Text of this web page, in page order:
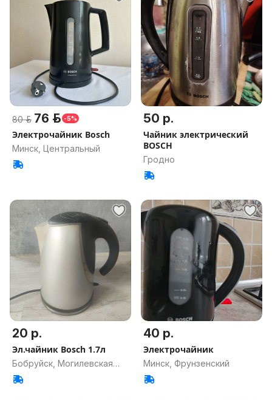
80 р. 76 р. -5%
Электрочайник Bosch
Минск, Центральный
50 р.
Чайник электрический
BOSCH
Гродно
20 р.
Эл.чайник Bosch 1.7л
Бобруйск, Могилевская
обл.
40 р.
Электрочайник
Минск, Фрунзенский